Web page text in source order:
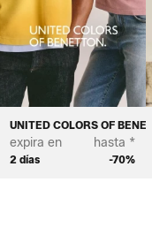
UNITED COLORS OF
expira en
2 días
hasta *
-70%